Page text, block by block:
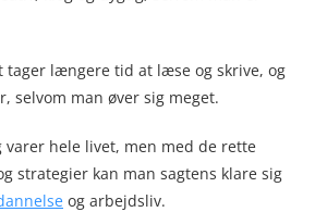
tager længere tid at læse og skrive, og
selvom man øver sig meget.
varer hele livet, men med de rette
strategier kan man sagtens klare sig
og arbejdsliv.